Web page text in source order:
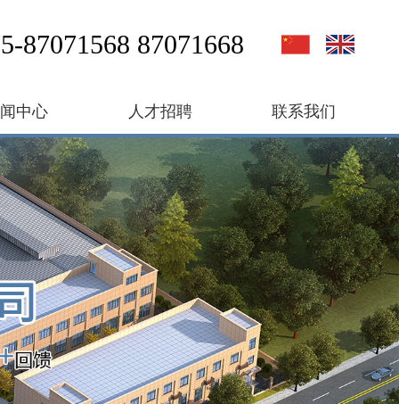
87071568 87071668
中心 人才招聘 联系我们